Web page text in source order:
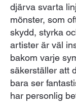
djärva svarta
mönster, som
skydd, styrka
artister är väl
bakom varje
säkerställer att
bara ser
har personlig